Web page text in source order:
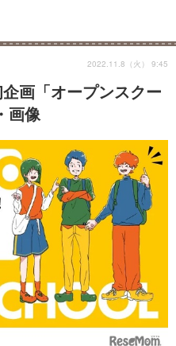
画「オープンスクー
画像
2022.11.8（火） 9:45